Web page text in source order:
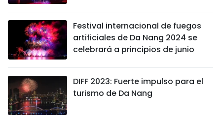
Festival internacional de fuegos
artificiales de Da Nang 2024 se
celebrará a principios de junio
DIFF 2023: Fuerte impulso para el
turismo de Da Nang